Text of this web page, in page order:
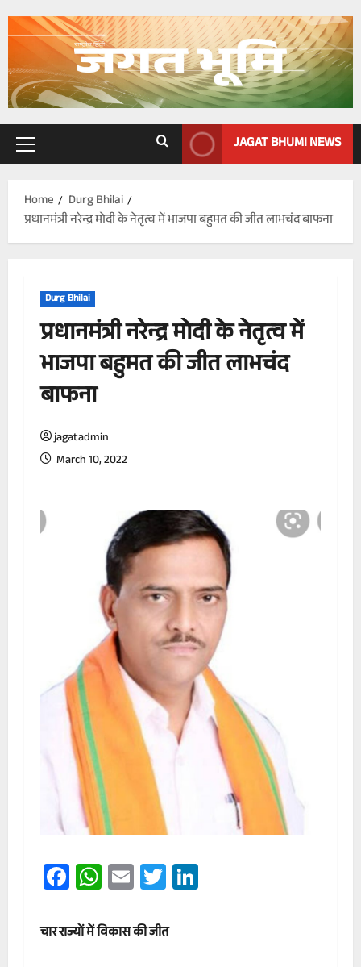
Primary
JAGAT BHUMI NEWS
Home
Durg Bhilai
प्रधानमंत्री नरेन्द्र मोदी के नेतृत्व में भाजपा बहुमत की जीत लाभचंद बाफना
Durg Bhilai
प्रधानमंत्री नरेन्द्र मोदी के नेतृत्व में
भाजपा बहुमत की जीत लाभचंद
बाफना
jagatadmin
March 10, 2022
Facebook
WhatsApp
EmailTwitter
चार राज्यों में विकास की जीत